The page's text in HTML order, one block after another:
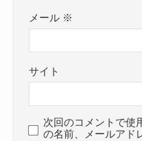
メール ※
サイト
次回のコメントで使
の名前、メールアド